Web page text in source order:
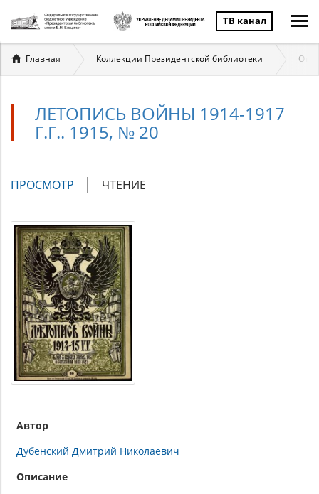
ТВ канал
Вы
здесь
Главная Коллекции Президентской библиотеки
ЛЕТОПИСЬ ВОЙНЫ 1914-1917
Г.Г.. 1915, № 20
Главные
ПРОСМОТР (АКТИВНАЯ
ЧТЕНИЕ
Автор
Дубенский Дмитрий Николаевич
Описание